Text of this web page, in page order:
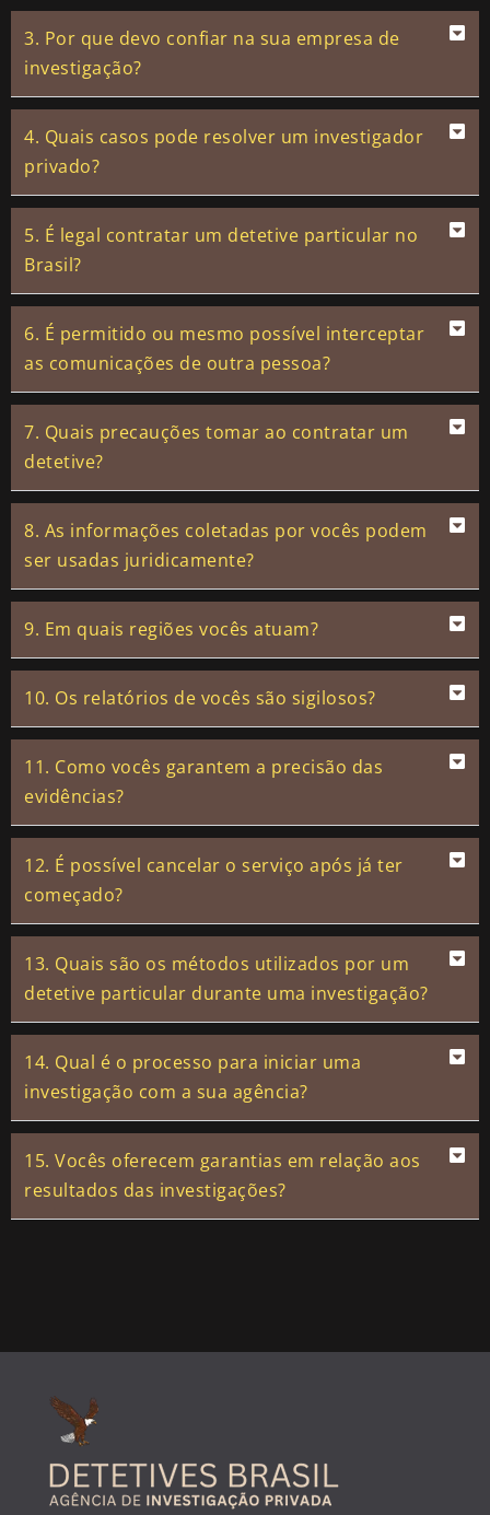
3. Por que devo confiar na sua empresa de
investigação?
4. Quais casos pode resolver um investigador
privado?
5. É legal contratar um detetive particular no
Brasil?
6. É permitido ou mesmo possível interceptar
as comunicações de outra pessoa?
7. Quais precauções tomar ao contratar um
detetive?
8. As informações coletadas por vocês podem
ser usadas juridicamente?
9. Em quais regiões vocês atuam?
10. Os relatórios de vocês são sigilosos?
11. Como vocês garantem a precisão das
evidências?
12. É possível cancelar o serviço após já ter
começado?
13. Quais são os métodos utilizados por um
detetive particular durante uma investigação?
14. Qual é o processo para iniciar uma
investigação com a sua agência?
15. Vocês oferecem garantias em relação aos
resultados das investigações?